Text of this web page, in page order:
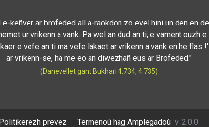
e-keñver ar brofeded all a-raokdon zo evel hini un den en
ur vrikenn a vank. Pa wel an dud an ti, e vament ouzh
e vefe an ti ma vefe lakaet ar vrikenn a vank en he flas
ar vrikenn-se, ha me eo an diwezhañ eus ar Brofeded."
(Danevellet gant Bukhari 4.734, 4.735)
Politikerezh prevez Termenoù hag Amplegadoù v: 2.0.0